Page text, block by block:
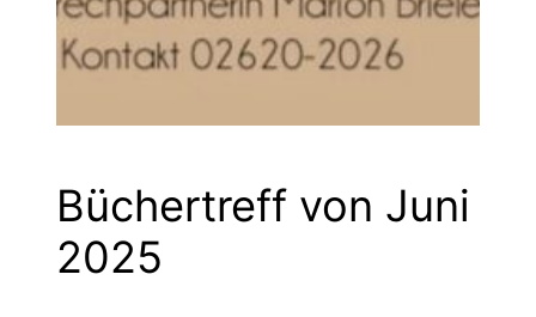
Büchertreff von Juni
2025